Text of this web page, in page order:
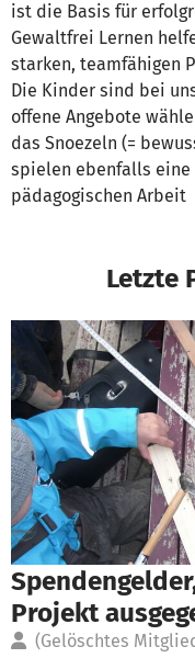
ist die Basis für
Gewaltfrei Lernen
starken, teamfähigen
Die Kinder sind bei
offene Angebote
das Snoezeln (=
spielen ebenfalls eine
pädagogischen Arbeit
Letzte
Projekt
(Gelöschtes